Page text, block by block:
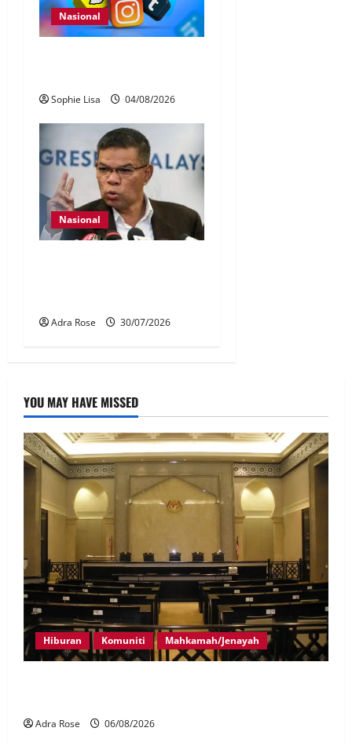
Nasional
Sophie Lisa 04/08/2026
Nasional
Adra Rose 30/07/2026
YOU MAY HAVE MISSED
Hiburan Komuniti Mahkamah/Jenayah
Adra Rose 06/08/2026